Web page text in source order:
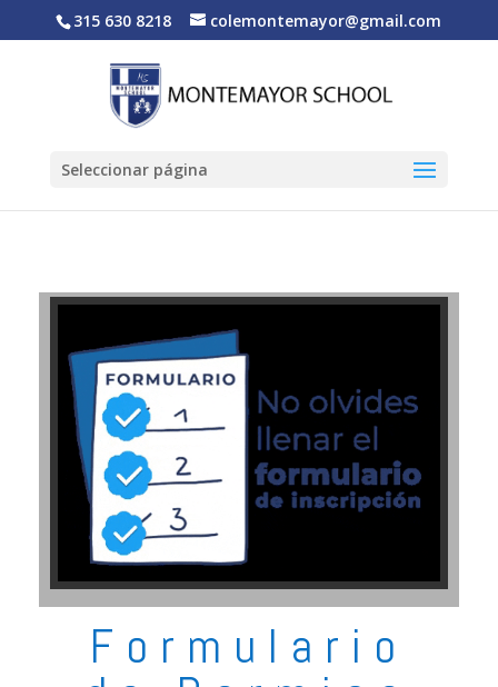
315 630 8218 colemontemayor@gmail.com
Seleccionar página
Formulario